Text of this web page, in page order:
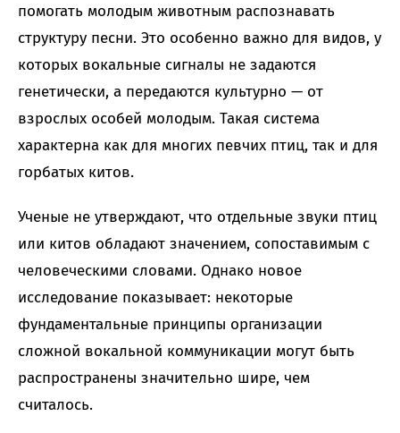
помогать молодым животным распознавать
структуру песни. Это особенно важно для видов, у
которых вокальные сигналы не задаются
генетически, а передаются культурно — от
взрослых особей молодым. Такая система
характерна как для многих певчих птиц, так и для
горбатых китов.
Ученые не утверждают, что отдельные звуки птиц
или китов обладают значением, сопоставимым с
человеческими словами. Однако новое
исследование показывает: некоторые
фундаментальные принципы организации
сложной вокальной коммуникации могут быть
распространены значительно шире, чем
считалось.